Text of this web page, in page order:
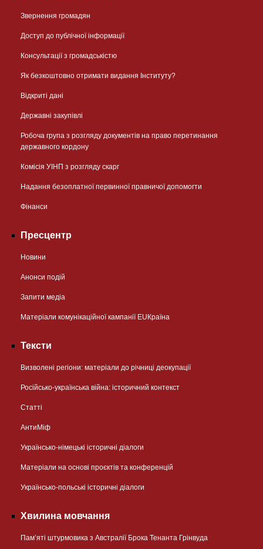
Звернення громадян
Доступ до публічної інформації
Консультації з громадськістю
Як безкоштовно отримати видання Інституту?
Відкриті дані
Державні закупівлі
Робоча група з розгляду документів на право перетинання
державного кордону
Комісія УІНП з розгляду скарг
Надання безоплатної первинної правничої допомогти
Фінанси
Пресцентр
Новини
Анонси подій
Запити медіа
Матеріали комунікаційної кампанії EUКраїна
Тексти
Визволені регіони: матеріали до річниці деокупації
Російсько-українська війна: історичний контекст
Статті
АнтиМіф
Українсько-німецькі історичні діалоги
Матеріали на основі проєктів та конференцій
Українсько-польські історичні діалоги
Хвилина мовчання
Пам’яті штурмовика з Австралії Брока Тенанта Грінвуда